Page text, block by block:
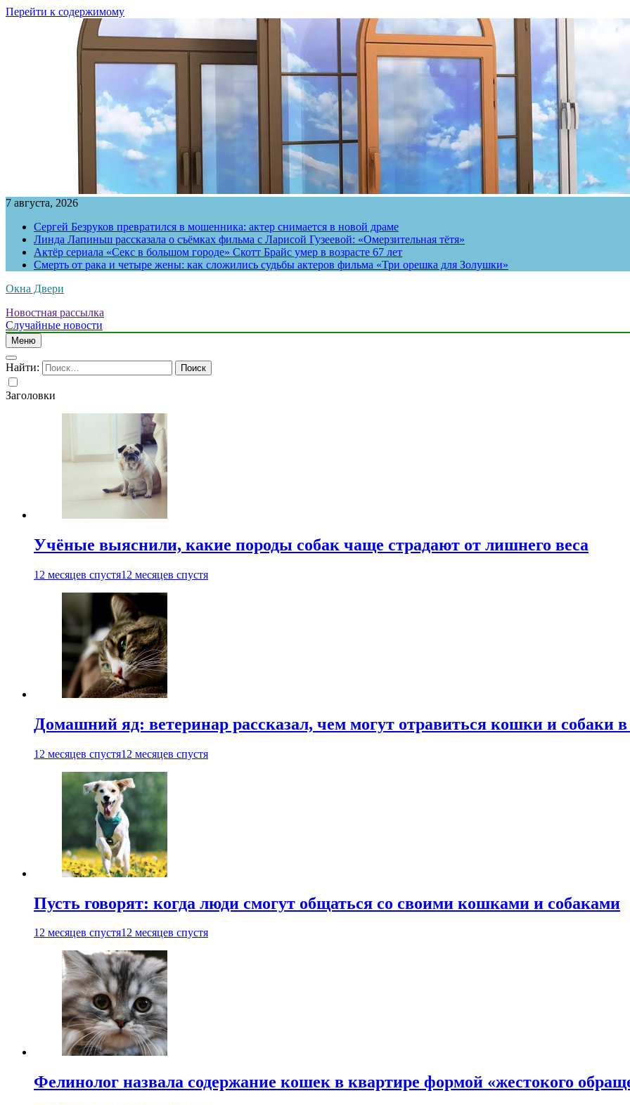
Перейти к содержимому
7 августа, 2026
Сергей Безруков превратился в мошенника: актер снимается в новой драме
Линда Лапиньш рассказала о съёмках фильма с Ларисой Гузеевой: «Омерзительная тётя»
Актёр сериала «Секс в большом городе» Скотт Брайс умер в возрасте 67 лет
Смерть от рака и четыре жены: как сложились судьбы актеров фильма «Три орешка для Золушки»
Окна Двери
Новостная рассылка
Случайные новости
Меню
Найти:
Заголовки
Учёные выяснили, какие породы собак чаще страдают от лишнего веса
12 месяцев спустя12 месяцев спустя
Домашний яд: ветеринар рассказал, чем могут отравиться кошки и собаки
12 месяцев спустя12 месяцев спустя
Пусть говорят: когда люди смогут общаться со своими кошками и собаками
12 месяцев спустя12 месяцев спустя
Фелинолог назвала содержание кошек в квартире формой «жестокого